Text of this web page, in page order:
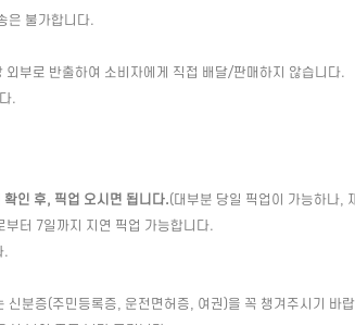
은 불가합니다.
부로 반출하여 소비자에게 직접 배달/판매하지 않습니다.
.
인 후, 픽업 오시면 됩니다.(대부분 당일 픽업이 가능하나,
터 7일까지 지연 픽업 가능합니다.
.
신분증(주민등록증, 운전면허증, 여권)을 꼭 챙겨주시기 바